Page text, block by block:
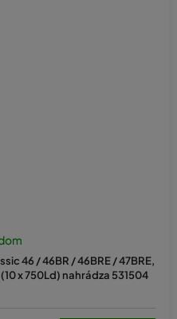
46 / 46BR / 46BRE / 47BRE,
x 750Ld) nahrádza 531504